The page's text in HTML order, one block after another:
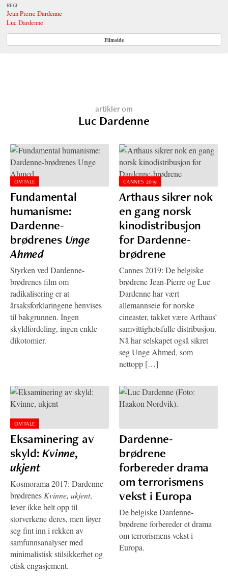
REGI
Jean Pierre Dardenne
Luc Dardenne
Filmside
artikler om
Luc Dardenne
OMTALE
Fundamental
humanisme:
Dardenne-
brødrenes Unge
Ahmed
Styrken ved Dardenne-
brødrenes film om
radikalisering er at
årsaksforklaringene henvises
til bakgrunnen. Ingen
skyldfordeling, ingen enkle
dikotomier.
CANNES 2019
Arthaus sikrer nok
en gang norsk
kinodistribusjon
for Dardenne-
brødrene
Cannes 2019: De belgiske
brødrene Jean-Pierre og Luc
Dardenne har vært
allemannseie for norske
cineaster, takket være Arthaus’
samvittighetsfulle distribusjon.
Nå har selskapet også sikret
seg Unge Ahmed, som
nettopp […]
OMTALE
Eksaminering av
skyld:Kvinne,
ukjent
Kosmorama 2017: Dardenne-
brødrenes Kvinne, ukjent,
lever ikke helt opp til
storverkene deres, men føyer
seg fint inn i rekken av
samfunnsanalyser med
minimalistisk stilsikkerhet og
etisk engasjement.
Dardenne-
brødrene
forbereder drama
om terrorismens
vekst i Europa
De belgiske Dardenne-
brødrene forbereder et drama
om terrorismens vekst i
Europa.